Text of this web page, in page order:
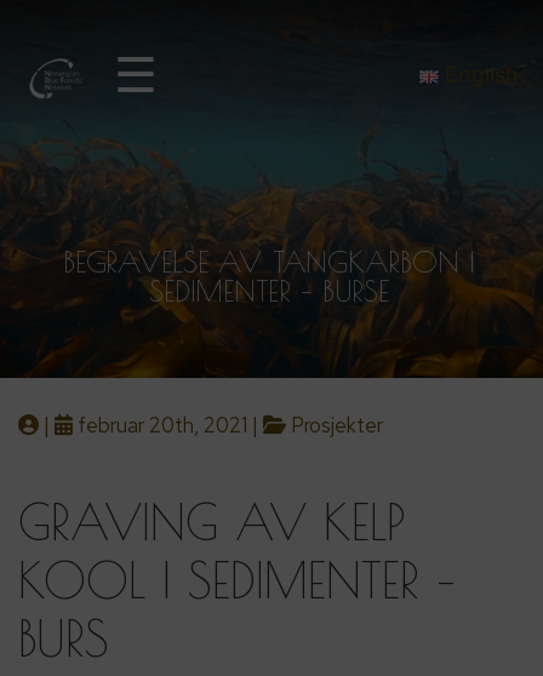
☰ English
BEGRAVELSE AV TANGKARBON I
SEDIMENTER – BURSE
| februar 20th, 2021 | Prosjekter
GRAVING AV KELP
KOOL I SEDIMENTER –
BURS